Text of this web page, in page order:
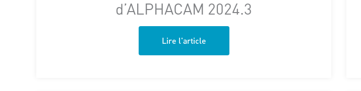
d’ALPHACAM 2024.3
Lire l'article